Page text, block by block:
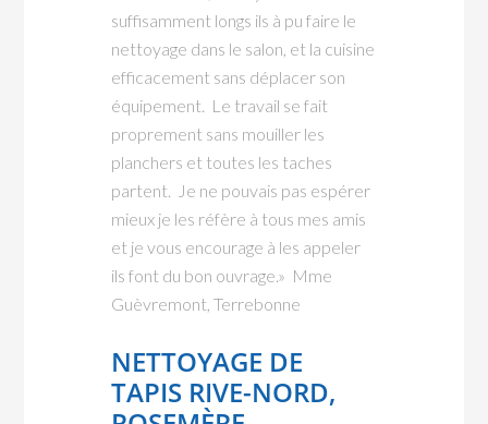
suffisamment longs ils à pu faire le
nettoyage dans le salon, et la cuisine
efficacement sans déplacer son
équipement. Le travail se fait
proprement sans mouiller les
planchers et toutes les taches
partent. Je ne pouvais pas espérer
mieux je les réfère à tous mes amis
et je vous encourage à les appeler
ils font du bon ouvrage.» Mme
Guèvremont, Terrebonne
NETTOYAGE DE
TAPIS RIVE-NORD,